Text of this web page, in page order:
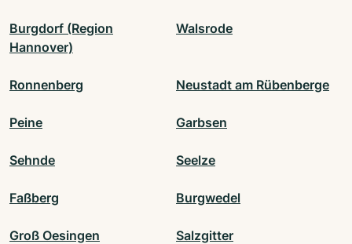
Burgdorf (Region
Hannover)
Walsrode
Ronnenberg Neustadt am Rübenberge
Peine Garbsen
Sehnde Seelze
Faßberg Burgwedel
Groß Oesingen Salzgitter